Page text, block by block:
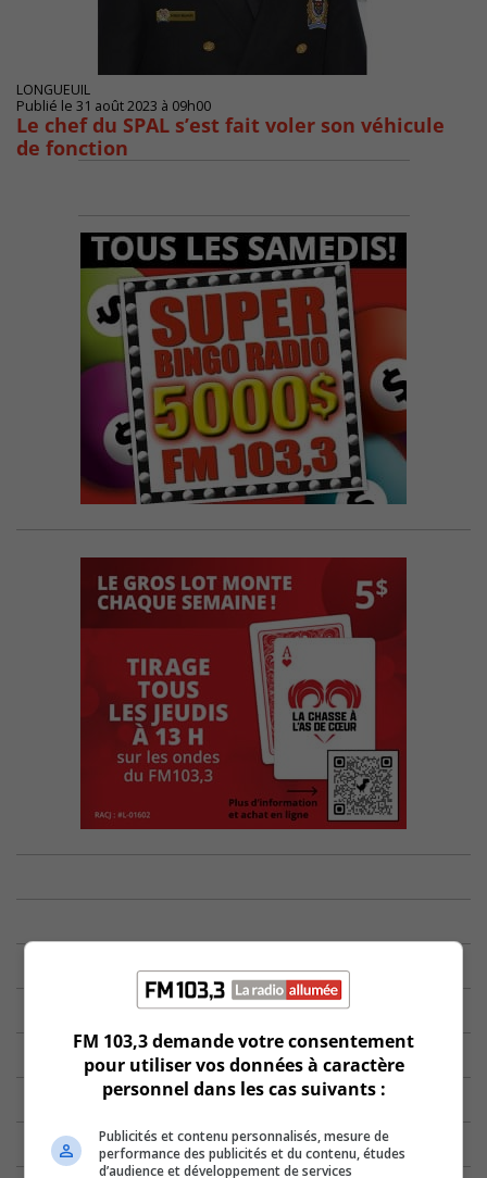
LONGUEUIL
Publié le 31 août 2023 à 09h00
Le chef du SPAL s’est fait voler son véhicule
de fonction
FM 103,3 demande votre consentement
pour utiliser vos données à caractère
personnel dans les cas suivants :
Publicités et contenu personnalisés, mesure de
performance des publicités et du contenu, études
d’audience et développement de services